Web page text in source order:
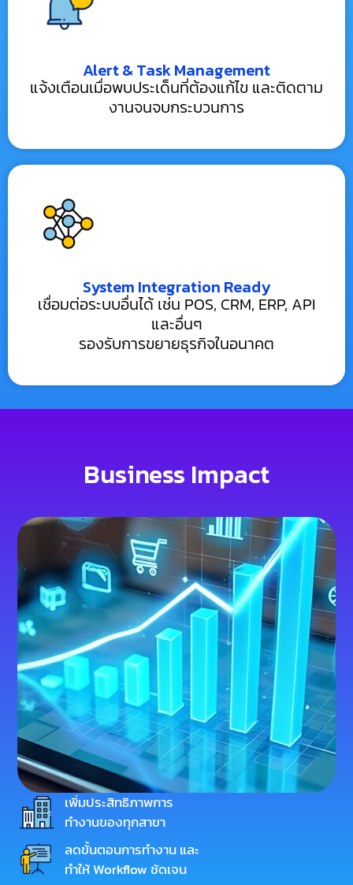
Alert & Task Management
แจ้งเตือนเมื่อพบประเด็นที่ต้องแก้ไข และติดตาม
งานจนจบกระบวนการ
System Integration Ready
เชื่อมต่อระบบอื่นได้ เช่น POS, CRM, ERP, API
และอื่นๆ
รองรับการขยายธุรกิจในอนาคต
Business Impact
เพิ่มประสิทธิภาพการ
ทำงานของทุกสาขา
ลดขั้นตอนการทำงาน และ
ทำให้ Workflow ชัดเจน